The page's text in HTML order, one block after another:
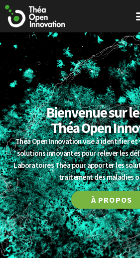
Bienvenue sur
Théa Open
Théa Open Innovation vise à identifier
solutions innovantes pour relever les
Laboratoires Théa pour apporter les
traitement des maladies
À PROPOS